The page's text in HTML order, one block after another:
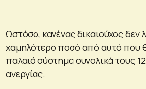
Ωστόσο, κανένας δικαιούχος δεν
χαμηλότερο ποσό από αυτό που
παλαιό σύστημα συνολικά τους
ανεργίας.